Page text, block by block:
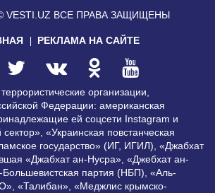
VESTI.UZ ВСЕ ПРАВА ЗАЩИЩЕНЫ
РЕКЛАМА НА САЙТЕ
организации,
Федерации: американская
ей соцсети Instagram и
«Украинская повстанческая
государство» (ИГ, ИГИЛ), «Джабхат
«Джабхат ан-Нусра», «Джебхат ан-
партия (НБП), «Аль-
«Талибан», «Меджлис крымско-